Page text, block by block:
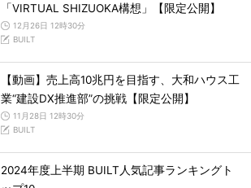
「VIRTUAL SHIZUOKA構想」【限定公開】
12月26日 12時30分
BUILT
【動画】売上高10兆円を目指す、大和ハウス工
業“建設DX推進部”の挑戦【限定公開】
11月28日 12時30分
BUILT
2024年度上半期 BUILT人気記事ランキングト